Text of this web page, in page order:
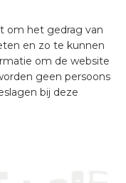
om het gedrag van
en zo te kunnen
om de website
geen persoons
bij deze